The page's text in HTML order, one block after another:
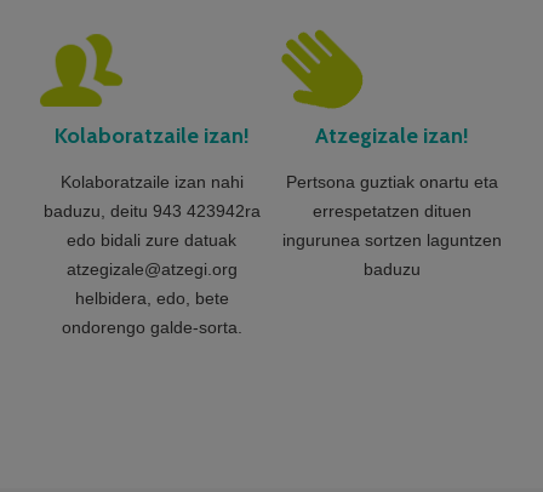
Kolaboratzaile izan!
Kolaboratzaile izan nahi
baduzu, deitu 943 423942ra
edo bidali zure datuak
atzegizale@atzegi.org
helbidera, edo, bete
ondorengo galde-sorta.
Atzegizale izan!
Pertsona guztiak onartu eta
errespetatzen dituen
ingurunea sortzen laguntzen
baduzu